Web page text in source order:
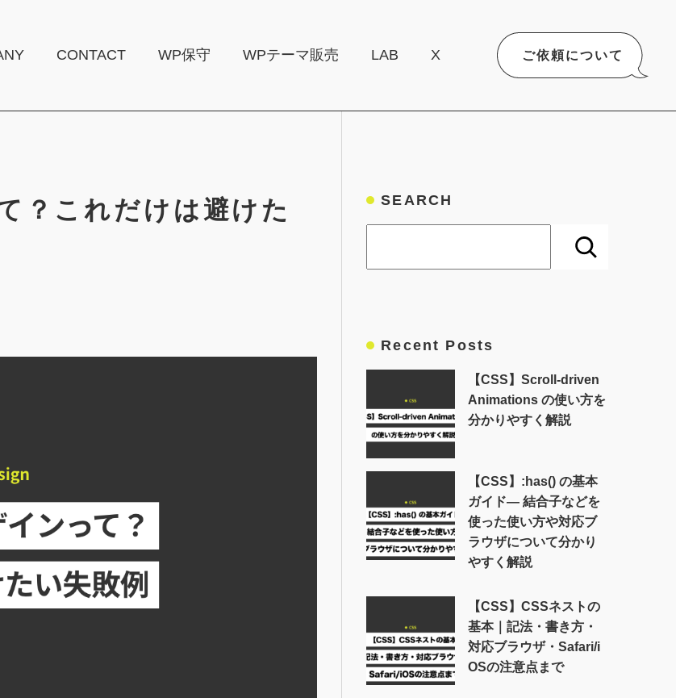
CONTACT WP保守 WPテーマ販売 LAB X ご依頼について
？これだけは避けた
SEARCH
Recent Posts
【CSS】Scroll-driven
Animations の使い方を
分かりやすく解説
【CSS】:has() の基本
ガイド― 結合子などを
使った使い方や対応ブ
ラウザについて分かり
やすく解説
【CSS】CSSネストの
基本｜記法・書き方・
対応ブラウザ・Safari/i
OSの注意点まで